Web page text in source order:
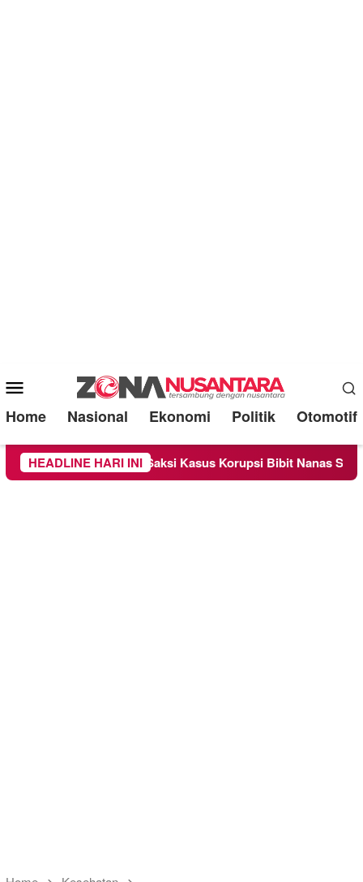
Mobile
Menu
Home Nasional Ekonomi Politik Otomotif
HEADLINE HARI INI
Sebagai Saksi Kasus Korupsi Bibit Nanas Sulsel Rp 52,4